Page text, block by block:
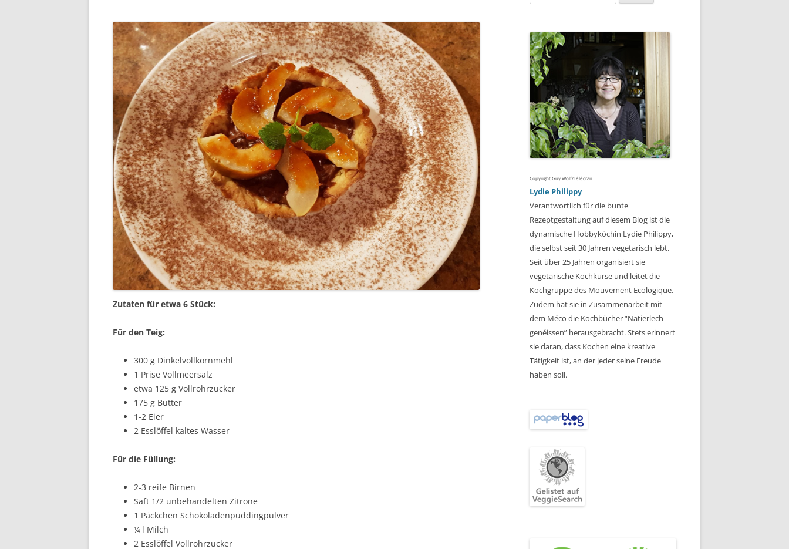
Zutaten für etwa 6 Stück:
Für den Teig:
300 g Dinkelvollkornmehl
1 Prise Vollmeersalz
etwa 125 g Vollrohrzucker
175 g Butter
1-2 Eier
2 Esslöffel kaltes Wasser
Für die Füllung:
2-3 reife Birnen
Saft 1/2 unbehandelten Zitrone
1 Päckchen Schokoladenpuddingpulver
¼ l Milch
2 Esslöffel Vollrohrzucker
nach:
Copyright Guy Wolf/Télécran
Lydie Philippy
Verantwortlich für die bunte
Rezeptgestaltung auf diesem Blog ist die
dynamische Hobbyköchin Lydie Philippy,
die selbst seit 30 Jahren vegetarisch lebt.
Seit über 25 Jahren organisiert sie
vegetarische Kochkurse und leitet die
Kochgruppe des Mouvement Ecologique.
Zudem hat sie in Zusammenarbeit mit
dem Méco die Kochbücher “Natierlech
genéissen” herausgebracht. Stets erinnert
sie daran, dass Kochen eine kreative
Tätigkeit ist, an der jeder seine Freude
haben soll.